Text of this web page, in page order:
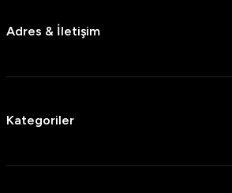
Adres & İletişim
Kategoriler